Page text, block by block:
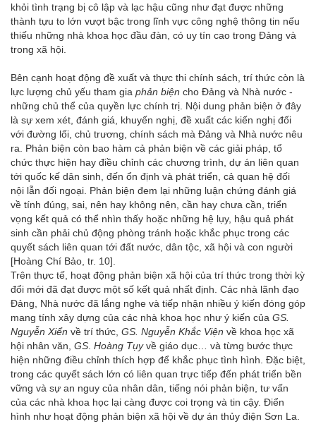
khỏi tình trạng bị cô lập và lạc hậu cũng như đạt được những
thành tựu to lớn vượt bậc trong lĩnh vực công nghệ thông tin nếu
thiếu những nhà khoa học đầu đàn, có uy tín cao trong Đảng và
trong xã hội.
Bên cạnh hoạt động đề xuất và thực thi chính sách, trí thức còn là
lực lượng chủ yếu tham gia phản biện cho Đảng và Nhà nước -
những chủ thể của quyền lực chính trị. Nội dung phản biện ở đây
là sự xem xét, đánh giá, khuyến nghị, đề xuất các kiến nghị đối
với đường lối, chủ trương, chính sách mà Đảng và Nhà nước nêu
ra. Phản biện còn bao hàm cả phản biện về các giải pháp, tổ
chức thực hiện hay điều chỉnh các chương trình, dự án liên quan
tới quốc kế dân sinh, đến ổn định và phát triển, cả quan hệ đối
nội lẫn đối ngoại. Phản biện đem lại những luận chứng đánh giá
về tính đúng, sai, nên hay không nên, cần hay chưa cần, triển
vọng kết quả có thể nhìn thấy hoặc những hệ lụy, hậu quả phát
sinh cần phải chủ động phòng tránh hoặc khắc phục trong các
quyết sách liên quan tới đất nước, dân tộc, xã hội và con người
[Hoàng Chí Bảo, tr. 10].
Trên thực tế, hoạt động phản biện xã hội của trí thức trong thời kỳ
đổi mới đã đạt được một số kết quả nhất định. Các nhà lãnh đạo
Đảng, Nhà nước đã lắng nghe và tiếp nhận nhiều ý kiến đóng góp
mang tính xây dựng của các nhà khoa học như ý kiến của GS.
Nguyễn Xiển về trí thức, GS. Nguyễn Khắc Viện về khoa học xã
hội nhân văn, GS Hoàng Tụyvề giáo dục… và từng bước thực
hiện những điều chỉnh thích hợp để khắc phục tình hình. Đặc biệt,
trong các quyết sách lớn có liên quan trực tiếp đến phát triển bền
vững và sự an nguy của nhân dân, tiếng nói phản biện, tư vấn
của các nhà khoa học lại càng được coi trọng và tin cậy. Điển
hình như hoạt động phản biện xã hội về dự án thủy điện Sơn La.